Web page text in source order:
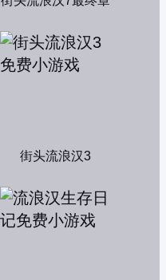
街头流浪汉3